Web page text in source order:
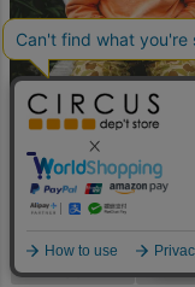
デニム＆ダンガリー予約